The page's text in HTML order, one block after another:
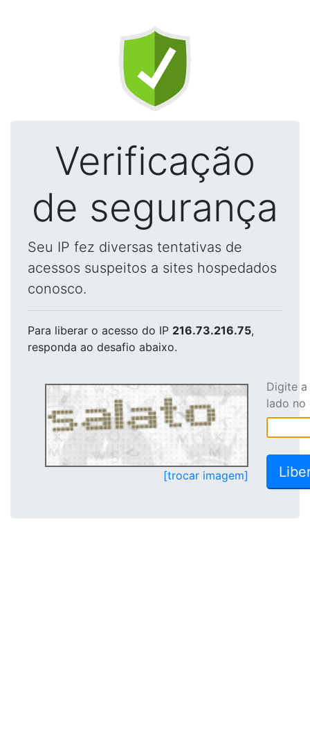
Verificação
de segurança
Seu IP fez diversas tentativas de
acessos suspeitos a sites hospedados
conosco.
Para liberar o acesso do IP 216.73.216.75,
responda ao desafio abaixo.
[trocar imagem]
Digite
lado no